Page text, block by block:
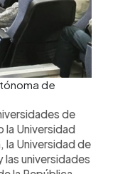
de
de
la Universidad
la Universidad de
universidades